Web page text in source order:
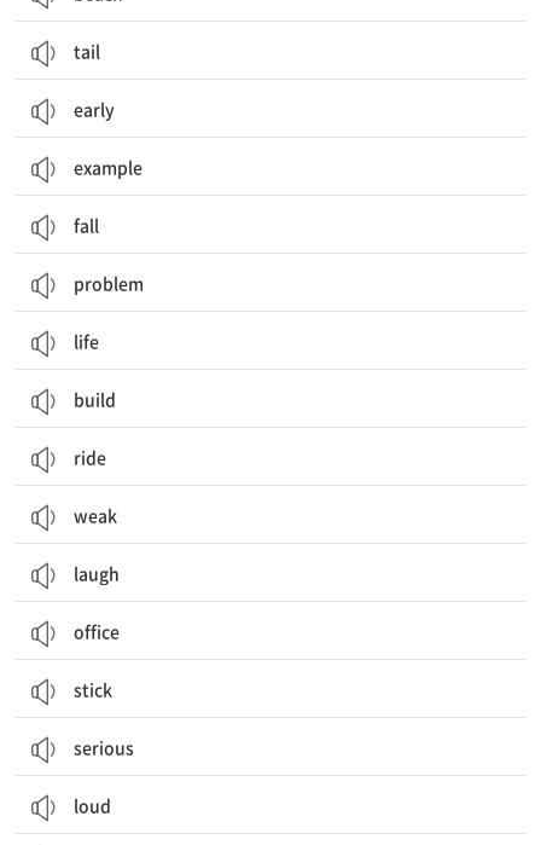
tail
early
example
fall
problem
life
build
ride
weak
laugh
office
stick
serious
loud